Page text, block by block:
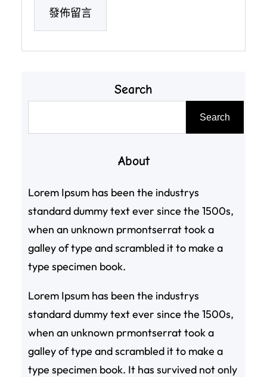
Search
Search
About
Lorem Ipsum has been the industrys
standard dummy text ever since the 1500s,
when an unknown prmontserrat took a
galley of type and scrambled it to make a
type specimen book.
Lorem Ipsum has been the industrys
standard dummy text ever since the 1500s,
when an unknown prmontserrat took a
galley of type and scrambled it to make a
type specimen book. It has survived not only